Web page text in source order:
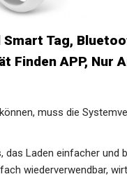
Tag,
Finden APP, Nur
muss die
das Laden einfacher und
wiederverwendbar,